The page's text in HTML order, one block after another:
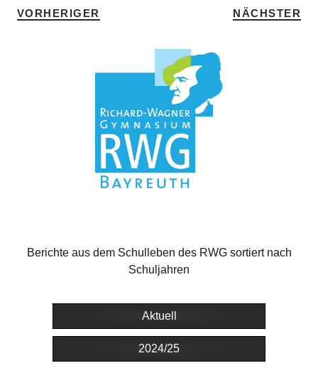
VORHERIGER NÄCHSTER
Berichte aus dem Schulleben des RWG sortiert nach
Schuljahren
Aktuell
2024/25